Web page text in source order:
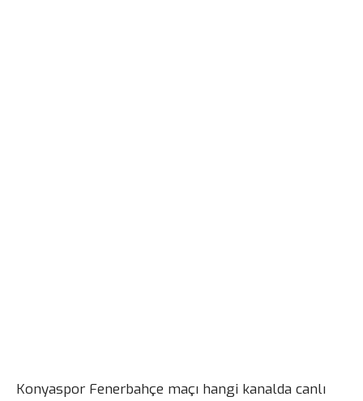
Konyaspor Fenerbahçe maçı hangi kanalda canlı